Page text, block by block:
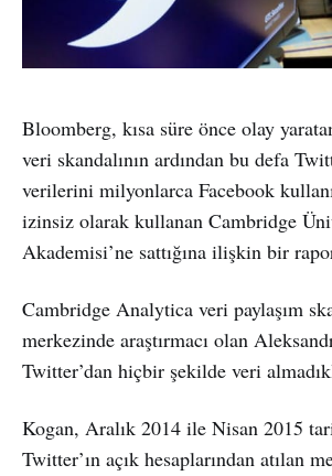
Bloomberg, kısa süre önce olay
veri skandalının ardından bu defa
verilerini milyonlarca Facebook
izinsiz olarak kullanan Cambridge
Akademisi’ne sattığına ilişkin bir
Cambridge Analytica veri paylaşım
merkezinde araştırmacı olan
Twitter’dan hiçbir şekilde veri
Kogan, Aralık 2014 ile Nisan 2015
Twitter’ın açık hesaplarından atılan